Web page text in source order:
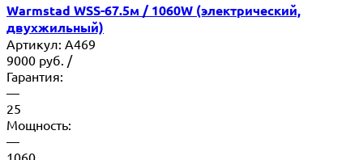
Warmstad WSS-67.5м / 1060W (электрический,
двухжильный)
Артикул: A469
9000 руб. /
Гарантия:
—
25
Мощность:
—
1060